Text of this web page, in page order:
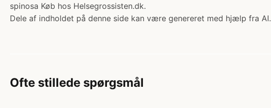
spinosa Køb hos Helsegrossisten.dk.
Dele af indholdet på denne side kan være genereret med hjælp fra AI.
Ofte stillede spørgsmål